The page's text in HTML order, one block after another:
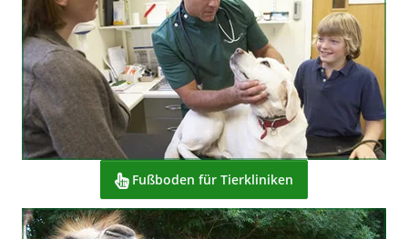
Fußboden für Tierkliniken